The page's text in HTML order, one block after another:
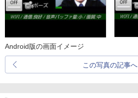
Android版の画面イメージ
この写真の記事へ